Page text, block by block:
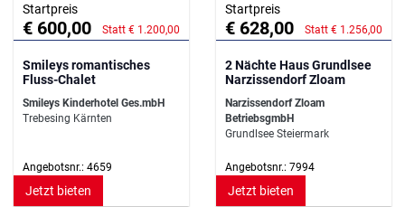
Startpreis
€ 600,00 Statt € 1.200,00
Smileys romantisches
Fluss-Chalet
Smileys Kinderhotel Ges.mbH
Trebesing Kärnten
Angebotsnr.: 4659
Jetzt bieten
Startpreis
€ 628,00 Statt € 1.256,00
2 Nächte Haus Grundlsee
Narzissendorf Zloam
Narzissendorf Zloam
BetriebsgmbH
Grundlsee Steiermark
Angebotsnr.: 7994
Jetzt bieten